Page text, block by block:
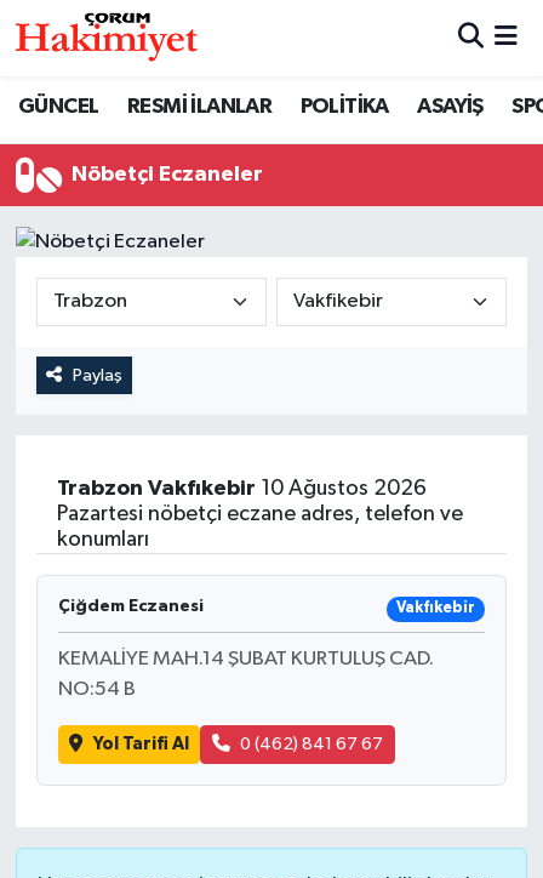
GÜNCEL RESMİ İLANLAR POLİTİKA ASAYİŞ
Nöbetçi Eczaneler
Paylaş
Trabzon Vakfıkebir 10 Ağustos 2026
Pazartesi nöbetçi eczane adres, telefon ve
konumları
Çiğdem Eczanesi Vakfıkebir
KEMALİYE MAH.14 ŞUBAT KURTULUŞ CAD.
NO:54 B
Yol Tarifi Al 0 (462) 841 67 67
ASAYİŞ
GÜNCEL
EĞİTİM
OTOPARK
Nöbetçi Eczaneler
Trafik Durumu
Tüm Manşetler
Haber Arşivi